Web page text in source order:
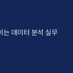
는 데이터 분석 실무